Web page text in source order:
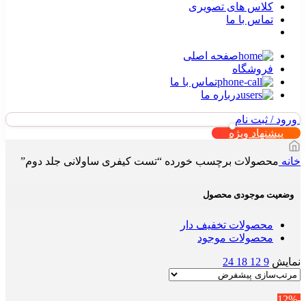
کلاس های تصویری
تماس با ما
صفحه اصلی
فروشگاه
تماس با ما
درباره ما
ورود / ثبت نام
پیشنهاد ویژه
خانه محصولات برچسب خورده “تست کیفری ساولانی جلد دوم”
وضعیت موجودی محصول
محصولات تخفیف دار
محصولات موجود
نمایش 9
12
18
24